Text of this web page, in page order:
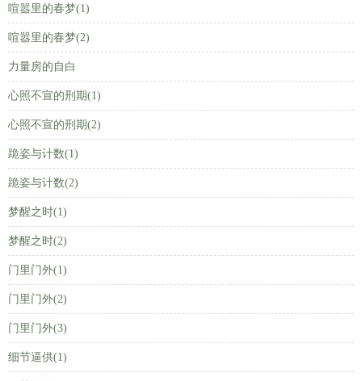
喧嚣里的春梦(1)
喧嚣里的春梦(2)
力量房的自白
心照不宣的刑期(1)
心照不宣的刑期(2)
跪姿与计数(1)
跪姿与计数(2)
梦醒之时(1)
梦醒之时(2)
门里门外(1)
门里门外(2)
门里门外(3)
细节逼供(1)